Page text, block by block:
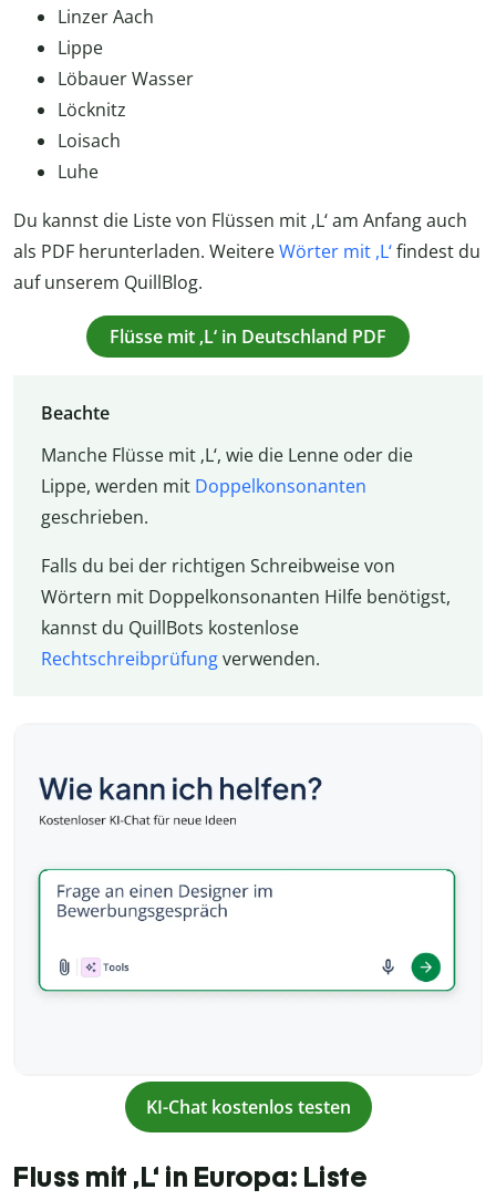
Linzer Aach
Lippe
Löbauer Wasser
Löcknitz
Loisach
Luhe
Du kannst die Liste von Flüssen mit ‚L‘ am Anfang auch
als PDF herunterladen. WeitereWörter mit ,L‘findest du
auf unserem QuillBlog.
Flüsse mit ‚L‘ in Deutschland PDF
Beachte
Manche Flüsse mit ‚L‘, wie die Lenne oder die
Lippe, werden mit Doppelkonsonanten
geschrieben.
Falls du bei der richtigen Schreibweise von
Wörtern mit Doppelkonsonanten Hilfe benötigst,
kannst du QuillBots kostenlose
Rechtschreibprüfungverwenden.
KI-Chat kostenlos testen
Fluss mit ‚L‘ in Europa: Liste